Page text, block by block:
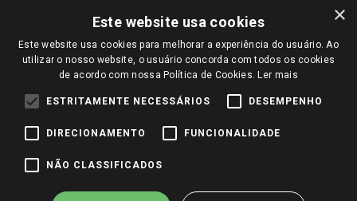
Notícias
Perguntas frequentes
Identidade Visual
Trocas e Devoluções
Redes Sociais
Pagamento e Segurança
×
Este website usa cookies
Este website usa cookies para melhorar a experiência do usuário. Ao
utilizar o nosso website, o usuário concorda com todos os cookies
de acordo com nossa Política de Cookies. Ler mais
ESTRITAMENTE NECESSÁRIOS DESEMPENHO
DIRECIONAMENTO FUNCIONALIDADE
NÃO CLASSIFICADOS